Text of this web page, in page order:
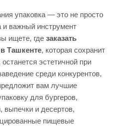
упаковка — это не просто
и важный инструмент
ищете, где заказать
Ташкенте, которая сохранит
эстетичной при
среди конкурентов,
вам лучшие
для бургеров,
выпечки и десертов,
пищевые